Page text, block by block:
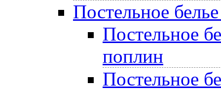
Постельное
Постельное
поплин
Постельное